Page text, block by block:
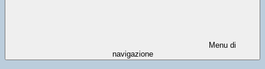
Menu di
navigazione